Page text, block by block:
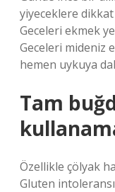
yiyeceklere dikkat
Geceleri ekmek
Geceleri mideniz
hemen uykuya
Tam
Özellikle çölyak
Gluten